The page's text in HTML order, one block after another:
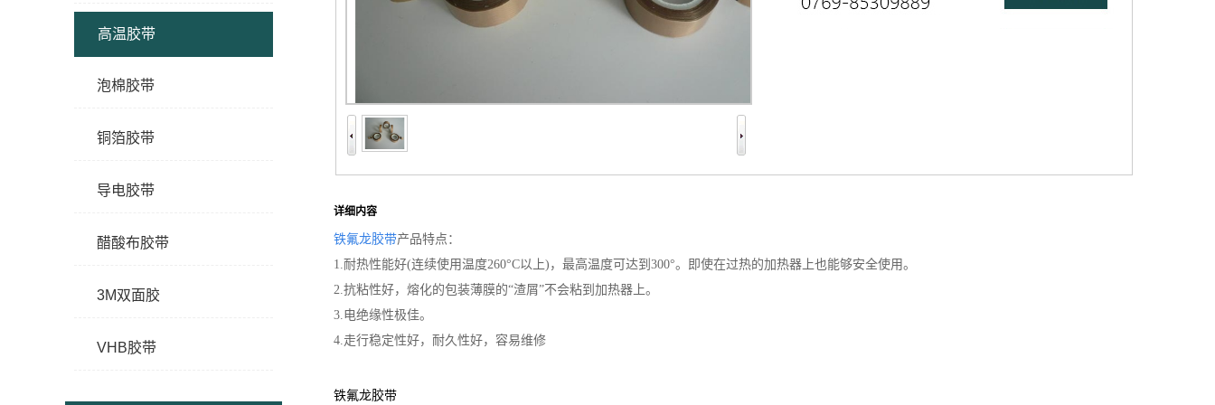
高温胶带
泡棉胶带
铜箔胶带
导电胶带
醋酸布胶带
3M双面胶
VHB胶带
详细内容
铁氟龙胶带产品特点：
1.耐热性能好(连续使用温度260°C以上)，最高温度可达到300°。即使在过热的加热器上也能够安全使用。
2.抗粘性好，熔化的包装薄膜的“渣屑”不会粘到加热器上。
3.电绝缘性极佳。
4.走行稳定性好，耐久性好，容易维修
铁氟龙胶带